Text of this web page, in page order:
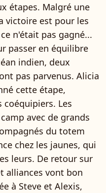
étapes. Malgré une
victoire est pour les
n'était pas gagné...
passer en équilibre
indien, deux
pas parvenus. Alicia
cette étape,
Les
avec de grands
du totem
chez les jaunes, qui
leurs. De retour sur
alliances vont bon
à Steve et Alexis,